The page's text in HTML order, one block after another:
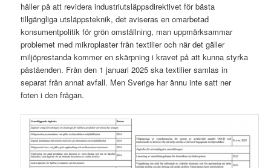
håller på att revidera industriutsläppsdirektivet för bästa
tillgängliga utsläppsteknik, det aviseras en omarbetad
konsumentpolitik för grön omställning, man uppmärksammar
problemet med mikroplaster från textilier och när det gäller
miljöprestanda kommer en skärpning i kravet på att kunna styrka
påståenden. Från den 1 januari 2025 ska textilier samlas in
separat från annat avfall. Men Sverige har ännu inte satt ner
foten i den frågan.